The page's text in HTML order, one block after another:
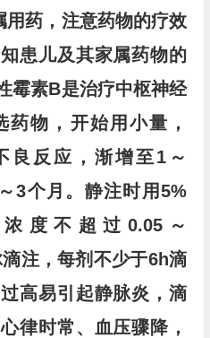
用药，注意药物的疗效
患儿及其家属药物的
霉素B是治疗中枢神经
药物，开始用小量，
良反应，渐增至1～
3个月。静注时用5%
度不超过0.05～
注，每剂不少于6h滴
高易引起静脉炎，滴
律时常、血压骤降，